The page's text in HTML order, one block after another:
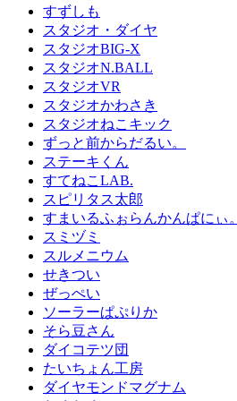
すずしも
スタジオ・ダイヤ
スタジオBIG-X
スタジオN.BALL
スタジオVR
スタジオかわさき
スタジオねこキック
ずっと前からだるい。
ステーキくん
すてねこLAB.
スピリタス太郎
すまいるふぉらんかんぱにぃ。
スミヅミ
スルメニウム
せきつい
ぜっぺい
ソーラーぱぷりか
そら豆さん
ダイコテツ団
たいちょん工房
ダイヤモンドマグナム